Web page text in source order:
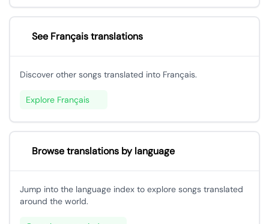
See Français translations
Discover other songs translated into Français.
Explore Français
Browse translations by language
Jump into the language index to explore songs translated
around the world.